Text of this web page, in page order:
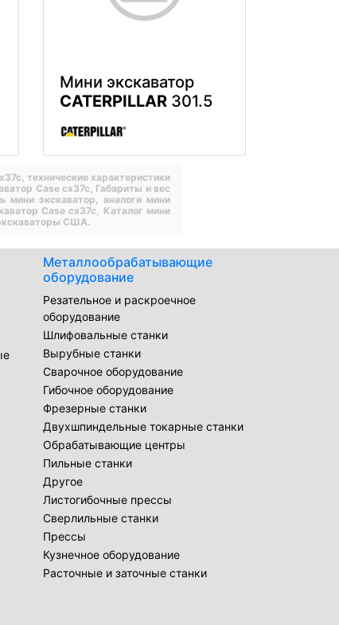
Мини экскаватор
CATERPILLAR 301.5
технические характеристики
Case cx37c, Габариты и вес
мини экскаватор, аналоги мини
Case cx37c, Каталог мини
США.
Металлообрабатывающие
оборудование
Резательное и раскроечное
оборудование
Шлифовальные станки
Вырубные станки
Сварочное оборудование
Гибочное оборудование
Фрезерные станки
Двухшпиндельные токарные станки
Обрабатывающие центры
Пильные станки
Другое
Листогибочные прессы
Сверлильные станки
Прессы
Кузнечное оборудование
Расточные и заточные станки